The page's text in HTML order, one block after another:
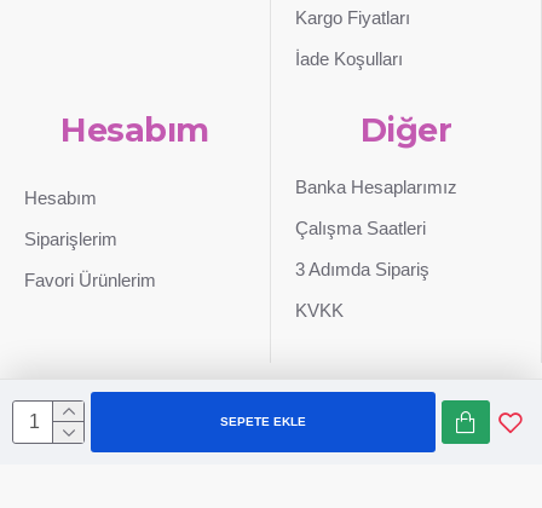
SEPETE EKLE
Kargo Fiyatları
İade Koşulları
Hesabım
Hesabım
Siparişlerim
Favori Ürünlerim
Diğer
Banka Hesaplarımız
Çalışma Saatleri
3 Adımda Sipariş
KVKK
Sepetim 0507 724 65 90 Whatsapp